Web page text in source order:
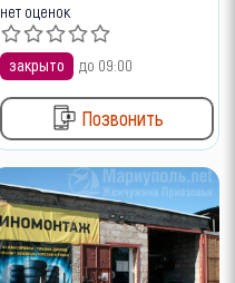
нет оценок
закрыто до 09:00
Позвонить